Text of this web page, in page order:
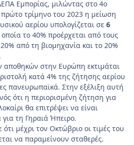
Εμπορίας, μιλώντας στο 4ο
τρίμηνο του 2023 η μείωση
αερίου υπολογίζεται σε 6
το 40% προέρχεται από τους
από τη βιομηχανία και το 20%
στην Ευρώπη εκτιμάται
κατά 4% της ζήτησης αερίου
πανευρωπαϊκά. Στην εξέλιξη αυτή
ότι η περιορισμένη ζήτηση για
θα επιτρέψει να είναι
τη Γηραιά Ήπειρο.
μέχρι τον Οκτώβριο οι τιμές του
να παραμείνουν σταθερές.